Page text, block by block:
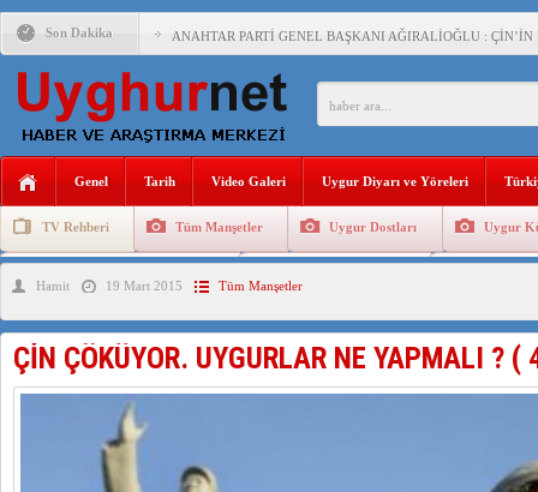
Son Dakika ANAHTAR PARTİ GENEL BAŞKANI AĞIRALİOĞLU :
ÇİN’İN DOĞU TÜRKİSTAN’DAKİ UYGULAMALARI
150 YILDIR KAYNAYAN YARAMIZ : ÇİN İŞGALİNDEKİ
ÇİN’İN UYGUR POLİTİKALARINI ÖVEN DİYANET
ÇİN’İN ANKARA BÜYÜKELÇİSİ JİANG’İN TRABZON
İŞGALCİ ÇİN’DEN “FETİHLER SULTANI
SAADET PARTİSİ İLÇE BAŞKANI : TEMMUZ AYI,DOĞU
Genel Tarih Video Galeri Uygur Diyarı ve Yöreleri
TV Rehberi Tüm Manşetler Uygur Dostları Uygur
Uygurlarda Düğün ve Cenaze
Hamit 19 Mart 2015 Tüm Manşetler
ÇİN ÇÖKÜYOR. UYGURLAR NE YAPMALI ? (